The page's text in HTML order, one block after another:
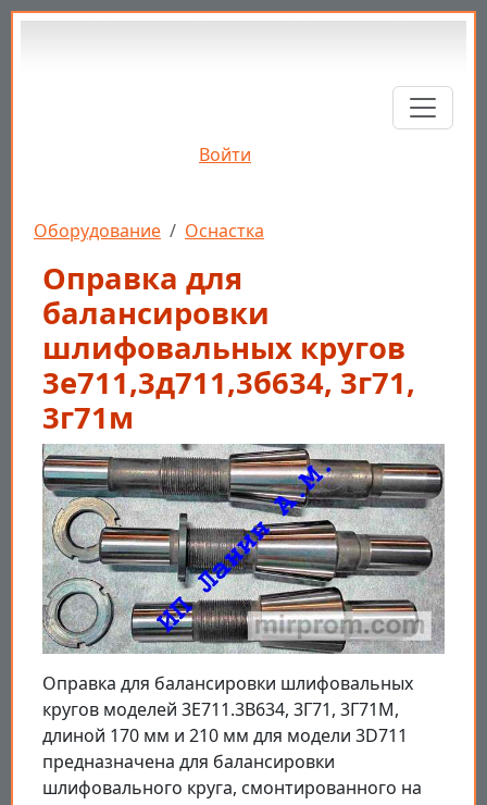
Перейти к основному содержанию
Войти
Строка навигации
Оборудование Оснастка
Оправка для
балансировки
шлифовальных кругов
3е711,3д711,3б634, 3г71,
3г71м
Оправка для балансировки шлифовальных
кругов моделей 3Е711.3B634, 3Г71, 3Г71М,
длиной 170 мм и 210 мм для модели 3D711
предназначена для балансировки
шлифовального круга, смонтированного на